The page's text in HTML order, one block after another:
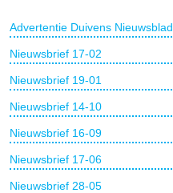
Advertentie Duivens Nieuwsblad
Nieuwsbrief 17-02
Nieuwsbrief 19-01
Nieuwsbrief 14-10
Nieuwsbrief 16-09
Nieuwsbrief 17-06
Nieuwsbrief 28-05